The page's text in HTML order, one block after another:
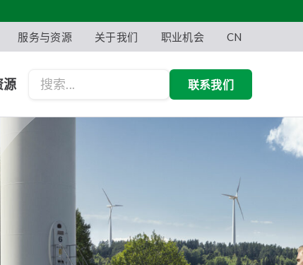
服务与资源 关于我们 职业机会 CN
源 联系我们